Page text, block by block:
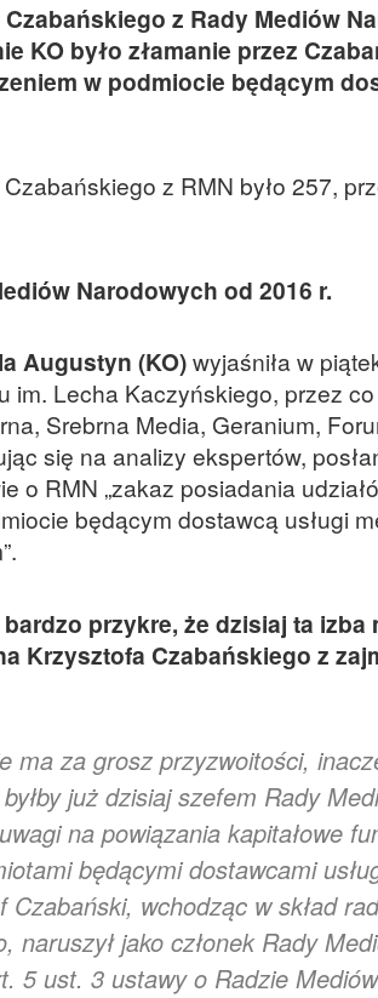
z Rady Mediów
KO było złamanie przez
w podmiocie będącym
z RMN było 257,
Narodowych od 2016 r.
Augustyn (KO)wyjaśniła w
Lecha Kaczyńskiego, przez
Srebrna Media, Geranium,
się na analizy ekspertów,
o RMN „zakaz posiadania
będącym dostawcą usługi
przykre, że dzisiaj ta izba
Krzysztofa Czabańskiego z
ma za grosz przyzwoitości,
już dzisiaj szefem Rady
na powiązania kapitałowe
będącymi dostawcami
wchodząc w skład
jako członek Rady
5 ust. 3 ustawy o Radzie